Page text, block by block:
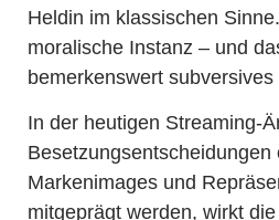
Heldin im klassischen
moralische Instanz – und
bemerkenswert subversives
In der heutigen Streaming-
Besetzungsentscheidungen
Markenimages und
mitgeprägt werden, wirkt